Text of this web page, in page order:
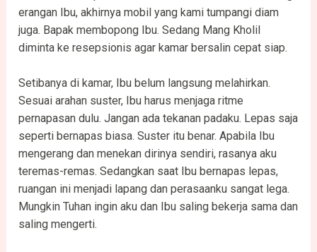
erangan Ibu, akhirnya mobil yang kami tumpangi diam
juga. Bapak membopong Ibu. Sedang Mang Kholil
diminta ke resepsionis agar kamar bersalin cepat siap.
Setibanya di kamar, Ibu belum langsung melahirkan.
Sesuai arahan suster, Ibu harus menjaga ritme
pernapasan dulu. Jangan ada tekanan padaku. Lepas saja
seperti bernapas biasa. Suster itu benar. Apabila Ibu
mengerang dan menekan dirinya sendiri, rasanya aku
teremas-remas. Sedangkan saat Ibu bernapas lepas,
ruangan ini menjadi lapang dan perasaanku sangat lega.
Mungkin Tuhan ingin aku dan Ibu saling bekerja sama dan
saling mengerti.